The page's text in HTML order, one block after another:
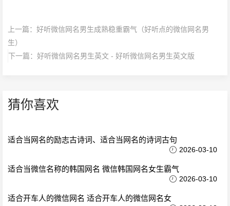
上一篇： 好听微信网名男生成熟稳重霸气（好听点的微信网名男
生）
下一篇： 好听微信网名男生英文 - 好听微信网名男生英文版
猜你喜欢
适合当网名的励志古诗词、适合当网名的诗词古句
2026-03-10
适合当微信名称的韩国网名 微信韩国网名女生霸气
2026-03-10
适合开车人的微信网名 适合开车人的微信网名女